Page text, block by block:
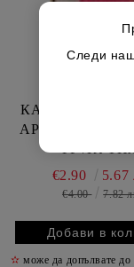
КАРИБИ ВЦ
АРОМАТ НА
€2.90 5.67
€4.00 7.82
✫ може да допълвате до
Следи